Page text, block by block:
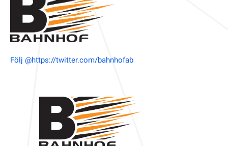
Följ @https://twitter.com/bahnhofab